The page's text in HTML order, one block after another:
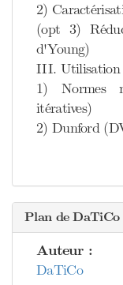
2)
(opt 3)
d'Young)
III. Utilisation
1) Normes
itératives)
2) Dunford
Plan de DaTiCo
Auteur :
DaTiCo